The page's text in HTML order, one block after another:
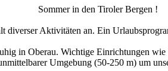
Sommer in den Tiroler Bergen !
diverser Aktivitäten an. Ein
in Oberau. Wichtige Einrichtungen
Umgebung (50-250 m) um